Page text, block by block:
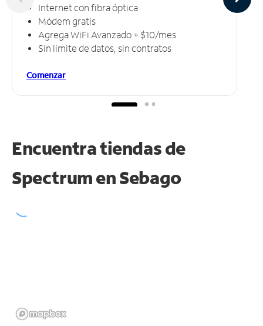
Internet con fibra óptica
Módem gratis
Agrega WiFi Avanzado + $10/mes
Sin límite de datos, sin contratos
Comenzar
Encuentra tiendas de
Spectrum enSebago